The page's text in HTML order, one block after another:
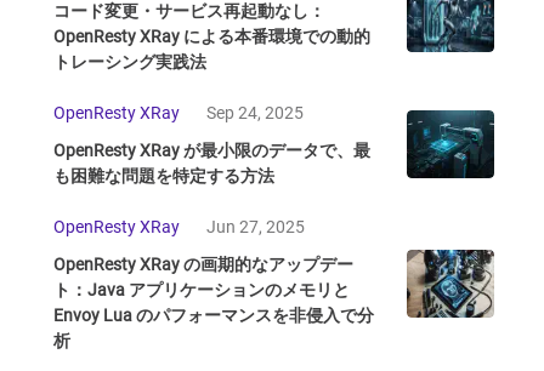
コード変更・サービス再起動なし：
OpenResty XRay による本番環境での動的
トレーシング実践法
OpenResty XRay
Sep 24, 2025
OpenResty XRay が最小限のデータで、最
も困難な問題を特定する方法
OpenResty XRay
Jun 27, 2025
OpenResty XRay の画期的なアップデー
ト：Java アプリケーションのメモリと
Envoy Lua のパフォーマンスを非侵入で分
析